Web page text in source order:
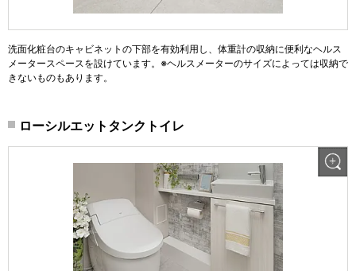
洗面化粧台のキャビネットの下部を有効利用し、体重計の収納に便利なヘルス
メータースペースを設けています。※ヘルスメーターのサイズによっては収納で
きないものもあります。
ローシルエットタンクトイレ